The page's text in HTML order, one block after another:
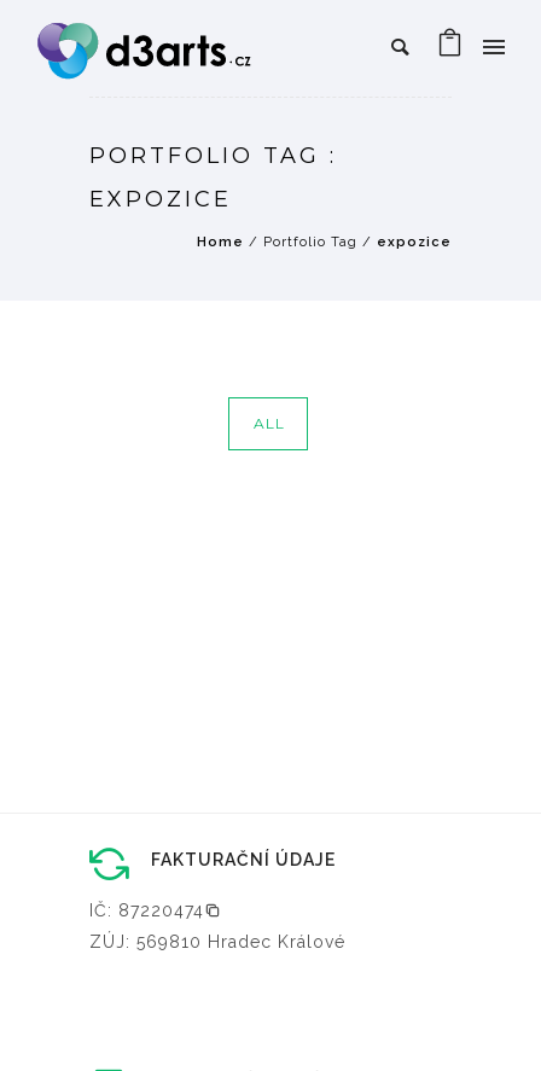
PORTFOLIO TAG :
EXPOZICE
Home / Portfolio Tag / expozice
ALL
FAKTURAČNÍ ÚDAJE
IČ: 87220474
ZÚJ: 569810 Hradec Králové